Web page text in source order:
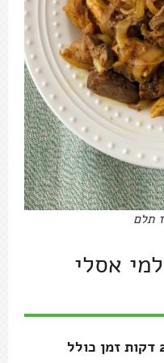
תלם
אסלי